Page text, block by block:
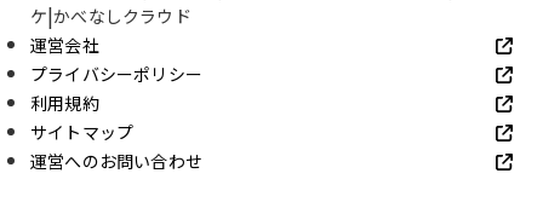
ケ かべなしクラウド
運営会社
プライバシーポリシー
利用規約
サイトマップ
運営へのお問い合わせ